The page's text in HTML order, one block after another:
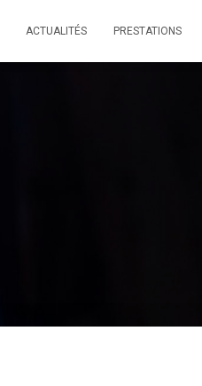
ACTUALITÉS PRESTATIONS